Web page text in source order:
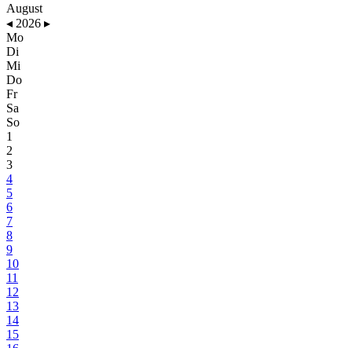
August
◂ 2026 ▸
Mo
Di
Mi
Do
Fr
Sa
So
1
2
3
4
5
6
7
8
9
10
11
12
13
14
15